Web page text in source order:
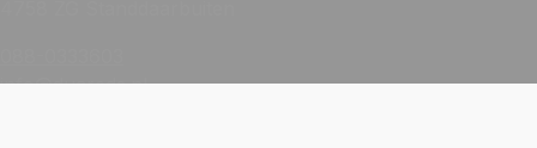
info@duareds.nl